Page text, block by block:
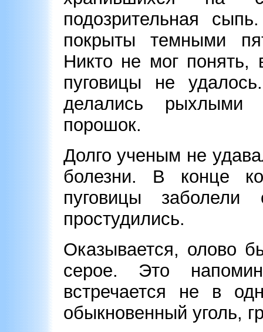
подозрительная
покрыты темными
Никто не мог
пуговицы не
делались
порошок.
Долго ученым не
болезни. В конце
пуговицы заболели
простудились.
Оказывается, олово
серое. Это
встречается не в
обыкновенный уголь,